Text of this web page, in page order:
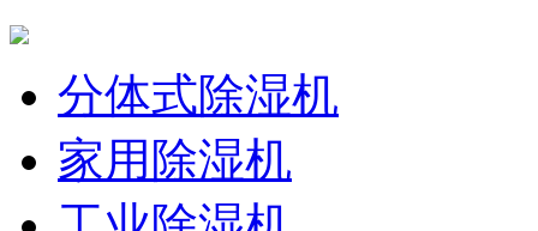
分体式除湿机
家用除湿机